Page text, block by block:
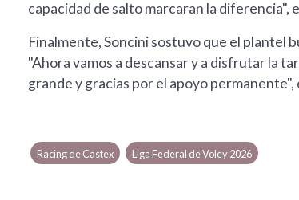
capacidad de salto marcaran la diferencia",
Finalmente, Soncini sostuvo que el plantel
"Ahora vamos a descansar y a disfrutar la
grande y gracias por el apoyo permanente",
Racing de Castex Liga Federal de Voley 2026